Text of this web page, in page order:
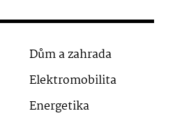
Dům a zahrada
Elektromobilita
Energetika